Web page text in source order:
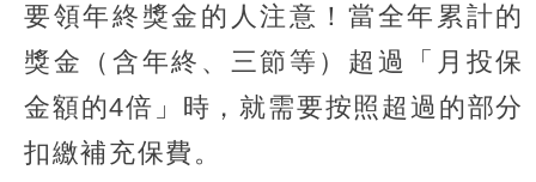
要領年終獎金的人注意！當全年累計的
獎金（含年終、三節等）超過「月投保
金額的4倍」時，就需要按照超過的部分
扣繳補充保費。